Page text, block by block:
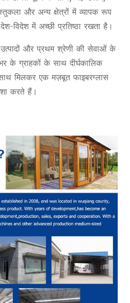
और अन्य क्षेत्रों में व्यापक रूप
विदेश में अच्छी प्रतिष्ठा रखता है।
और प्रथम श्रेणी की सेवाओं के
के ग्राहकों के साथ दीर्घकालिक
मिलकर एक मज़बूत फाइबरग्लास
करते हैं।